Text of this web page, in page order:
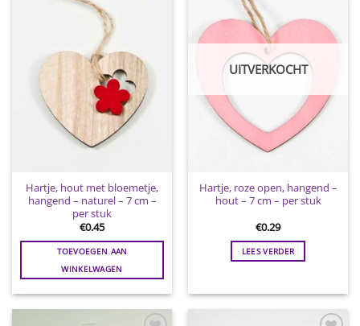
Hartje, hout met bloemetje,
hangend – naturel – 7 cm –
per stuk
€0.45
TOEVOEGEN AAN
WINKELWAGEN
wenslijst
UITVERKOCHT
Hartje, roze open, hangend –
hout – 7 cm – per stuk
€0.29
LEES VERDER